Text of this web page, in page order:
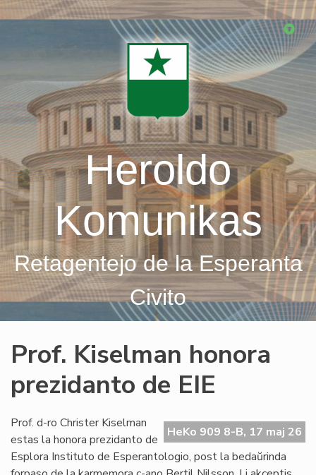
Skip
Heroldo
Komunikas
Retagentejo de la Esperanta
Civito
Prof. Kiselman honora
prezidanto de EIE
HeKo 909 8-B, 17 maj 26
Prof. d-ro Christer Kiselman
estas la honora prezidanto de
Esplora Instituto de Esperantologio, post la bedaŭrinda